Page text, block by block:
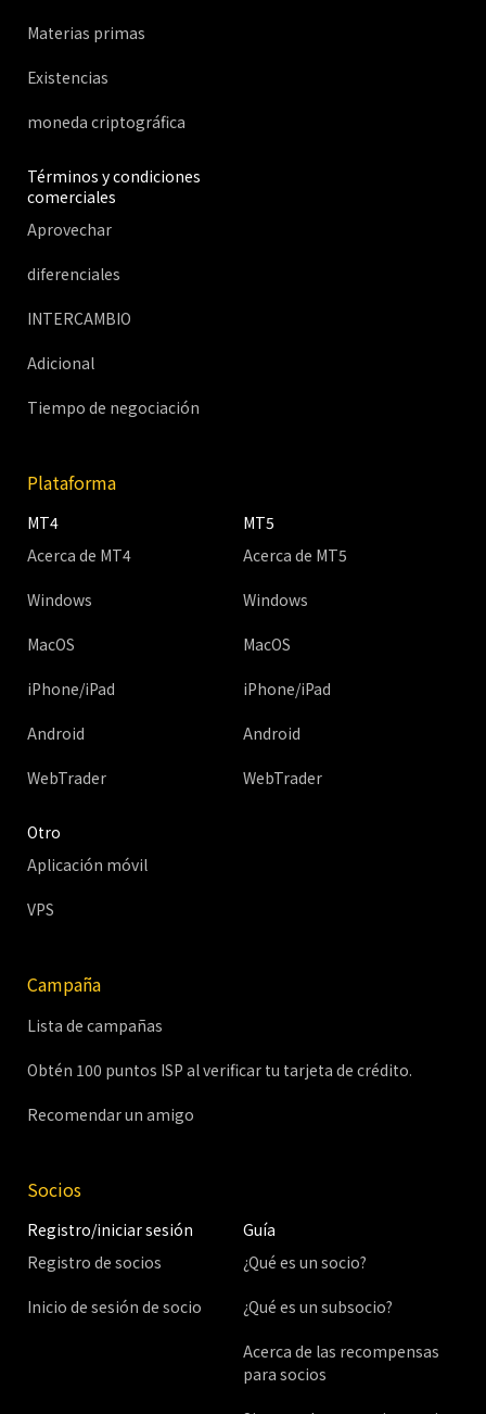
Materias primas
Existencias
moneda criptográfica
Términos y condiciones
comerciales
Aprovechar
diferenciales
INTERCAMBIO
Adicional
Tiempo de negociación
Plataforma
MT4
Acerca de MT4
Windows
MacOS
iPhone/iPad
Android
WebTrader
MT5
Acerca de MT5
Windows
MacOS
iPhone/iPad
Android
WebTrader
Otro
Aplicación móvil
VPS
Campaña
Lista de campañas
Obtén 100 puntos ISP al verificar tu tarjeta de crédito.
Recomendar un amigo
Socios
Registro/iniciar sesión
Registro de socios
Inicio de sesión de socio
Guía
¿Qué es un socio?
¿Qué es un subsocio?
Acerca de las recompensas
para socios